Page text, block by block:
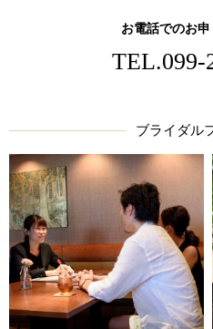
お電話でのお
TEL.099-
ブライダル